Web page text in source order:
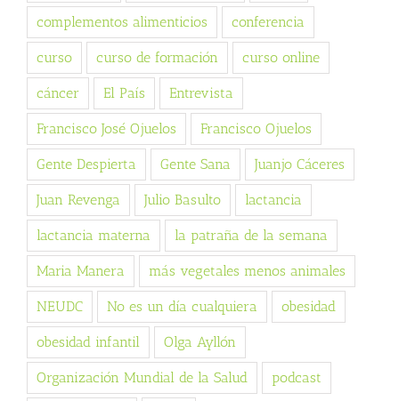
complementos alimenticios conferencia
curso curso de formación curso online
cáncer El País Entrevista
Francisco José Ojuelos Francisco Ojuelos
Gente Despierta Gente Sana Juanjo Cáceres
Juan Revenga Julio Basulto lactancia
lactancia materna la patraña de la semana
Maria Manera más vegetales menos animales
NEUDC No es un día cualquiera obesidad
obesidad infantil Olga Ayllón
Organización Mundial de la Salud podcast